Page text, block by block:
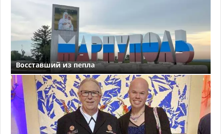
Восставший из пепла